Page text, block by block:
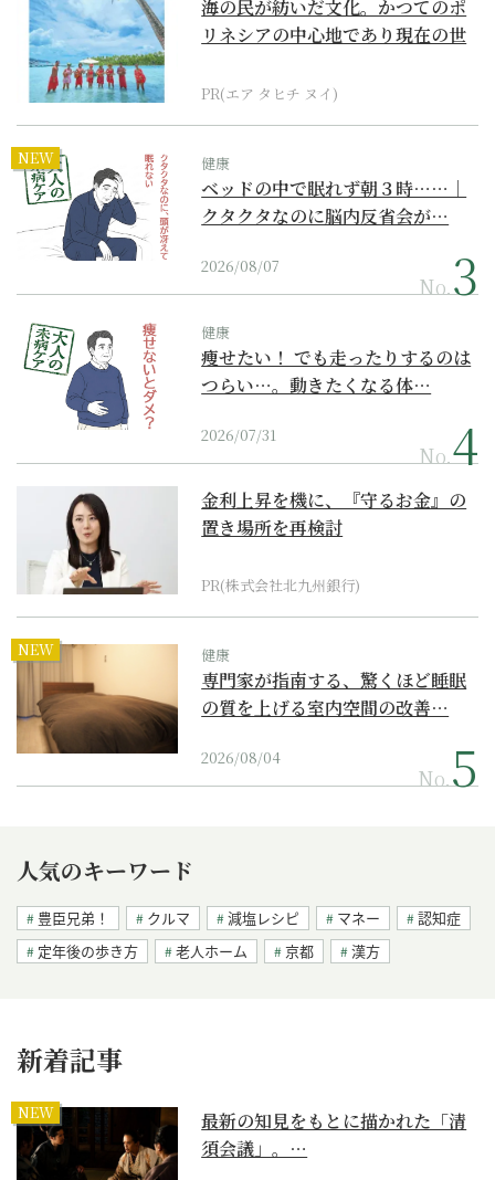
海の民が紡いだ文化。かつてのポ
リネシアの中心地であり現在の世
PR(エア タヒチ ヌイ)
NEW 健康
ベッドの中で眠れず朝３時……｜
クタクタなのに脳内反省会が…
2026/08/07
No.
健康
痩せたい！ でも走ったりするのは
つらい…。動きたくなる体…
2026/07/31
No.
金利上昇を機に、『守るお金』の
置き場所を再検討
PR(株式会社北九州銀行)
NEW 健康
専門家が指南する、驚くほど睡眠
の質を上げる室内空間の改善…
2026/08/04
No.
人気のキーワード
豊臣兄弟！ クルマ 減塩レシピ マネー
認知症
定年後の歩き方
老人ホーム 京都 漢方
新着記事
NEW
最新の知見をもとに描かれた「清
須会議」。…